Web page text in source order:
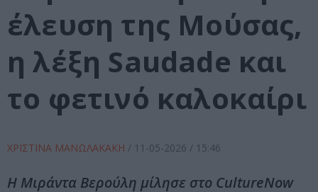
έλευση της Μούσας,
η λέξη Saudade και
το φετινό καλοκαίρι
ΧΡΙΣΤΙΝΑ ΜΑΝΩΛΑΚΑΚΗ / 11-05-2026 / 15:46
Η Μιράντα Βερούλη μίλησε στο CultureNow